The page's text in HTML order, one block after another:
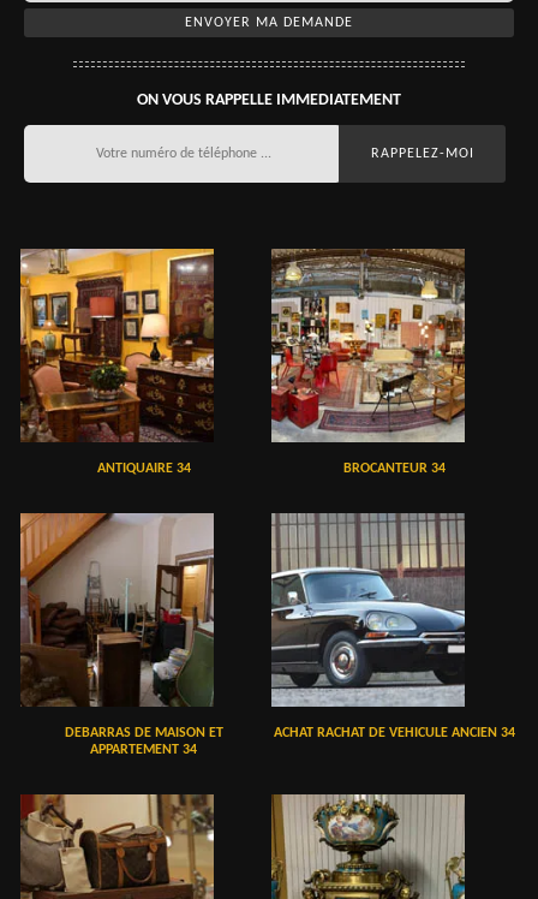
ON VOUS RAPPELLE IMMEDIATEMENT
ANTIQUAIRE 34 BROCANTEUR 34
DEBARRAS DE MAISON ET
APPARTEMENT 34
ACHAT RACHAT DE VEHICULE ANCIEN 34